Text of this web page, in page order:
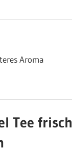
Aroma
Tee frisch